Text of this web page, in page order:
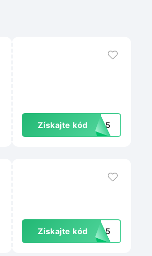
Získajte kód BA15
Získajte kód Y-15